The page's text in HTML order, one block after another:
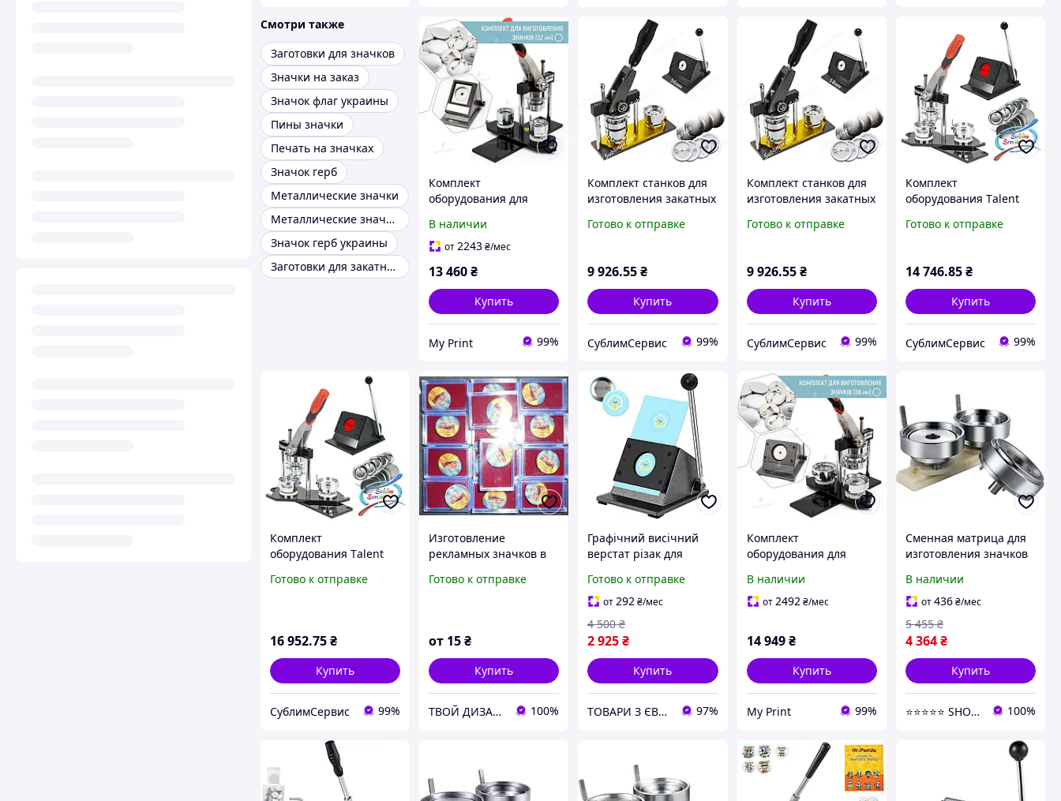
Смотри также
Заготовки для значков
Значки на заказ
Значок флаг украины
Пины значки
Печать на значках
Значок герб
Металлические значки
Металлические значки на одежду
Значок герб украины
Заготовки для закатных значков
Комплект
оборудования для
32 мм (6744)
В наличии
от2243₴/мес
13 460₴
Купить
My Print 99%
Комплект станков для
изготовления закатных
диаметр 56мм
Готово к отправке
9 926.55₴
Купить
СублимСервис 99%
Комплект станков для
изготовления закатных
диаметр 58мм
Готово к отправке
9 926.55 ₴
Купить
СублимСервис 99%
Комплект
оборудования Тalent
закатных значков,
Готово к отправке
14 746.85₴
Купить
СублимСервис 99%
Комплект
оборудования Тalent
закатных значков,
Готово к отправке
16 952.75₴
Купить
СублимСервис 99%
Изготовление
рекламных значков в
Готово к отправке
от 15₴
Купить
ТВОЙ ДИЗАЙН 100%
Графічний висічний
верстат різак для
бейджиків ВЖИВАНЕ!
Готово к отправке
от292 ₴/мес
2 925₴
4 500 ₴
Купить
ТОВАРИ З ЄВРОПИ 97%
Комплект
оборудования для
56 мм (7044)
В наличии
от 2492 ₴/мес
14 949 ₴
Купить
My Print 99%
Сменная матрица для
изготовления значков
прочной углеродистой
стали и алюминиевого
В наличии
от436₴/мес
4 364₴
5 455 ₴
Купить
⭐️⭐️⭐️⭐️⭐️ SHOPPEEE 100%